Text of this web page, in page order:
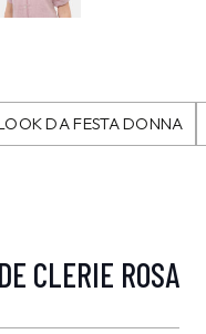
DA FESTA DONNA
CLERIE ROSA